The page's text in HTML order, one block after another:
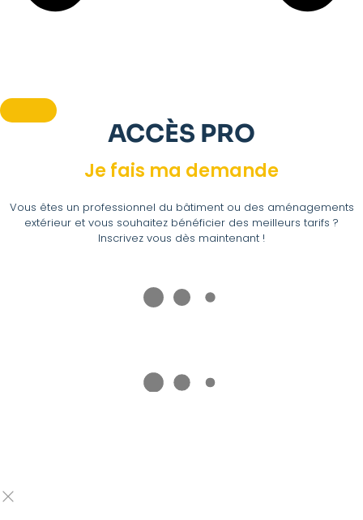
ACCÈS PRO
Je fais ma demande
Vous êtes un professionnel du bâtiment ou des aménagements
extérieur et vous souhaitez bénéficier des meilleurs tarifs ?
Inscrivez vous dès maintenant !